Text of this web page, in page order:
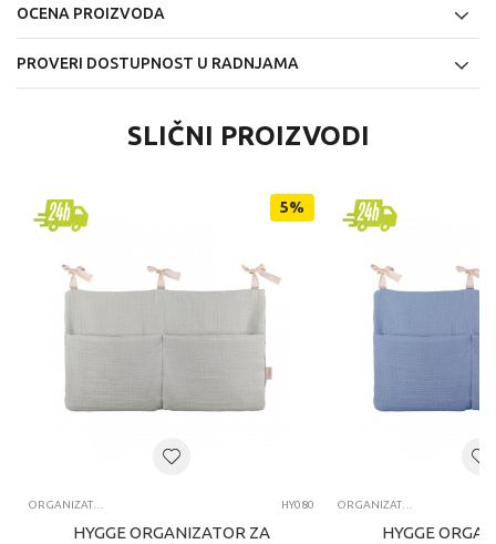
OCENA PROIZVODA
PROVERI DOSTUPNOST U RADNJAMA
SLIČNI PROIZVODI
5%
ORGANIZATOR ZA KREVETAC HY080
HYGGE ORGANIZATOR ZA
ORGANIZATOR ZA KREVETAC
HYGGE